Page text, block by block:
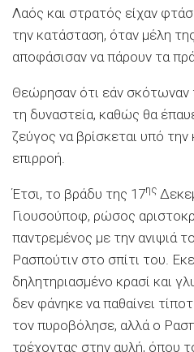
Λαός και στρατός είχαν
την κατάσταση, όταν μέλη
αποφάσισαν να πάρουν τα
Θεώρησαν ότι εάν
τη δυναστεία, καθώς θα
ζεύγος να βρίσκεται υπό
επιρροή.
Έτσι, το βράδυ της 17ης
Γιουσούποφ, ρώσος
παντρεμένος με την ανιψιά
Ρασπούτιν στο σπίτι του.
δηλητηριασμένο κρασί και
δεν φάνηκε να παθαίνει
τον πυροβόλησε, αλλά ο
τρέχοντας στην αυλή, όπου